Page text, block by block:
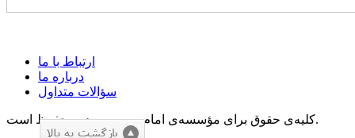
ارتباط با ما
درباره ما
سؤالات متداول
کلیه‌ی حقوق برای مؤسسه‌ی امام موسی صدر محفوظ است.